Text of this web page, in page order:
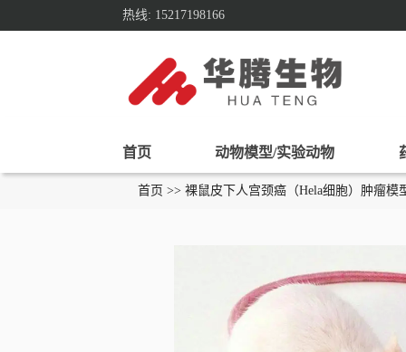
热线: 15217198166
首页 动物模型/实验动物
首页 >> 裸鼠皮下人宫颈癌（Hela细胞）肿瘤模